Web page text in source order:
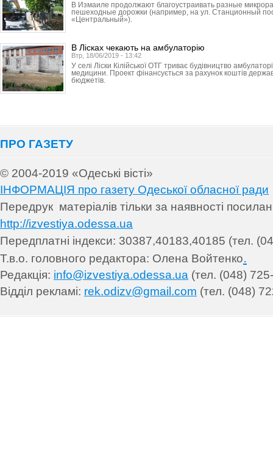
В Измаиле продолжают благоустраивать разные
пешеходные дорожки (например, на ул. Станционный
«Центральный»).
В Лісках чекають на амбулаторію
Втр, 18/06/2019 - 13:42
У селі Ліски Кілійської ОТГ триває будівництво
медицини. Проект фінансується за рахунок коштів
бюджетів.
ПРО ГАЗЕТУ
© 2004-2019 «Одеські вісті»
ІНФОРМАЦІЯ про газету Одеської обласної ради
Передрук матеріалів тільки за наявності
http://izvestiya.odessa.ua
Передплатні індекси: 30387,40183,40185 (тел.
Т.в.о. головного редактора: Олена Войтенко.
Редакція: info@izvestiya.odessa.ua (тел. (048)
Відділ рекламі: rek.odizv@gmail.com (тел. (048)